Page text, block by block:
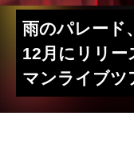
雨のパレード
12月にリリー
マンライブツ